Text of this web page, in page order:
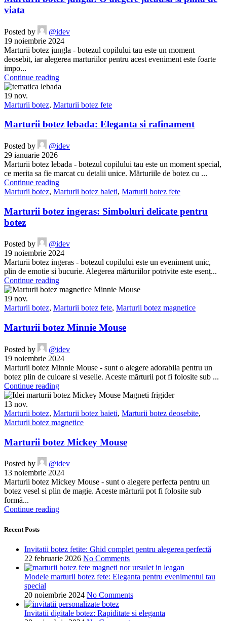
viata
Posted by
@idev
19 noiembrie 2024
Marturii botez jungla - botezul copilului tau este un moment
deosebit, iar alegerea marturiilor pentru acest eveniment este foarte
impo...
Continue reading
19 nov.
Marturii botez, Marturii botez fete
Marturii botez lebada: Eleganta si rafinament
Posted by
@idev
29 ianuarie 2026
Marturii botez lebada - botezul copilului tau este un moment special,
ce merita sa fie marcat cu detalii unice. Mărturiile de botez cu ...
Continue reading
Marturii botez, Marturii botez baieti, Marturii botez fete
Marturii botez ingeras: Simboluri delicate pentru
botez
Posted by
@idev
19 noiembrie 2024
Marturii botez ingeras - botezul copilului este un eveniment unic,
plin de emotie si bucurie. Alegerea mărturiilor potrivite este esenț...
Continue reading
19 nov.
Marturii botez, Marturii botez fete, Marturii botez magnetice
Marturii botez Minnie Mouse
Posted by
@idev
19 noiembrie 2024
Marturii botez Minnie Mouse - sunt o alegere adorabila pentru un
botez plin de culoare si veselie. Aceste mărturii pot fi folosite sub ...
Continue reading
13 nov.
Marturii botez, Marturii botez baieti, Marturii botez deosebite,
Marturii botez magnetice
Marturii botez Mickey Mouse
Posted by
@idev
13 noiembrie 2024
Marturii botez Mickey Mouse - sunt o alegere perfecta pentru un
botez vesel si plin de magie. Aceste mărturii pot fi folosite sub
formă...
Continue reading
Recent Posts
Invitatii botez fetite: Ghid complet pentru alegerea perfectă
22 februarie 2026 No Comments
Modele marturii botez fete: Eleganta pentru evenimentul tau
special
20 noiembrie 2024 No Comments
Invitatii digitale botez: Rapiditate si eleganta